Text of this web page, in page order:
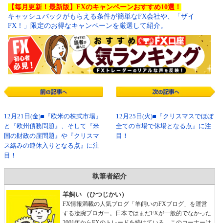
【毎月更新！最新版】FXのキャンペーンおすすめ10選！
キャッシュバックがもらえる条件が簡単なFX会社や、「ザイ
FX！」限定のお得なキャンペーンを厳選して紹介。
12月21日(金)■『欧米の株式市場』
と『欧州債務問題』、そして『米
国の財政の崖問題』や『クリスマ
ス絡みの連休入りとなる点』に注
目！
12月25日(火)■『クリスマスでほぼ
全ての市場で休場となる点』に注
目！
執筆者紹介
羊飼い （ひつじかい）
FX情報満載の人気ブログ「羊飼いのFXブログ」を運営
する凄腕ブロガー。日本ではまだFXが一般的でなかった